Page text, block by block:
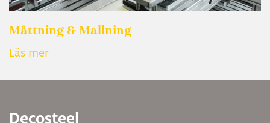
Måttning & Mallning
Läs mer
Decosteel